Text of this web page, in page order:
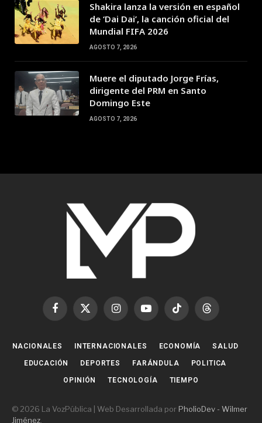
Shakira lanza la versión en español
de ‘Dai Dai’, la canción oficial del
Mundial FIFA 2026
AGOSTO 7, 2026
Muere el diputado Jorge Frías,
dirigente del PRM en Santo
Domingo Este
AGOSTO 7, 2026
Facebook
X
InstagramYouTubeTikTok Threads
NACIONALES INTERNACIONALES ECONOMÍA SALUD
EDUCACIÓN DEPORTES FARÁNDULA POLITICA
OPINIÓN TECNOLOGÍA TIEMPO
© 2026 La VozPública | Web Desarrollada por PholioDev - Wilmer
Jiménez